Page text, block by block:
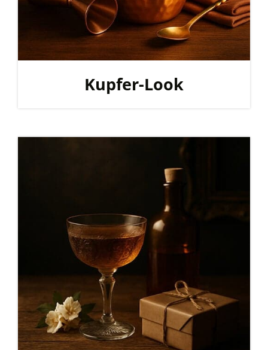
Kupfer-Look